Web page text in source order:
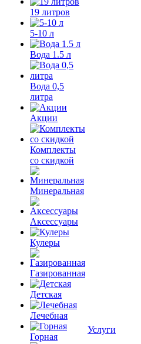
19 литров
5-10 л
Вода 1.5 л
Вода 0,5
литра
Акции
Комплекты
со скидкой
Минеральная
Аксессуары
Кулеры
Газированная
Детская
Лечебная
Горная
Услуги